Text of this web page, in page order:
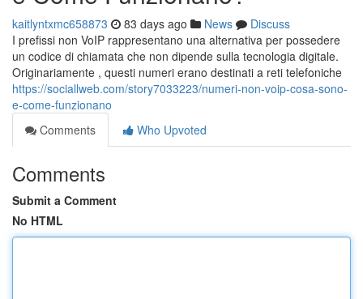
kaitlyntxmc658873 83 days ago News
Discuss
I prefissi non VoIP rappresentano una alternativa per possedere
un codice di chiamata che non dipende sulla tecnologia digitale.
Originariamente , questi numeri erano destinati a reti telefoniche
https://sociallweb.com/story7033223/numeri-non-voip-cosa-sono-
e-come-funzionano
Comments
Who Upvoted
Comments
Submit a Comment
No HTML